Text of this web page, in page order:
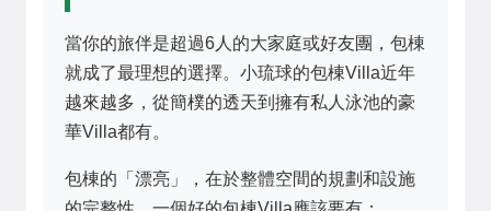
當你的旅伴是超過6人的大家庭或好友團，包棟
就成了最理想的選擇。小琉球的包棟Villa近年
越來越多，從簡樸的透天到擁有私人泳池的豪
華Villa都有。
包棟的「漂亮」，在於整體空間的規劃和設施